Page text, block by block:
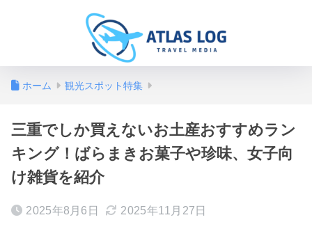
ホーム 観光スポット特集
三重でしか買えないお土産おすすめラン
キング！ばらまきお菓子や珍味、女子向
け雑貨を紹介
2025年8月6日 2025年11月27日